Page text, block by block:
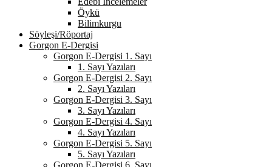
Öykü
Bilimkurgu
Söyleşi/Röportaj
Gorgon E-Dergisi
Gorgon E-Dergisi 1. Sayı
1. Sayı Yazıları
Gorgon E-Dergisi 2. Sayı
2. Sayı Yazıları
Gorgon E-Dergisi 3. Sayı
3. Sayı Yazıları
Gorgon E-Dergisi 4. Sayı
4. Sayı Yazıları
Gorgon E-Dergisi 5. Sayı
5. Sayı Yazıları
Gorgon E-Dergisi 6. Sayı